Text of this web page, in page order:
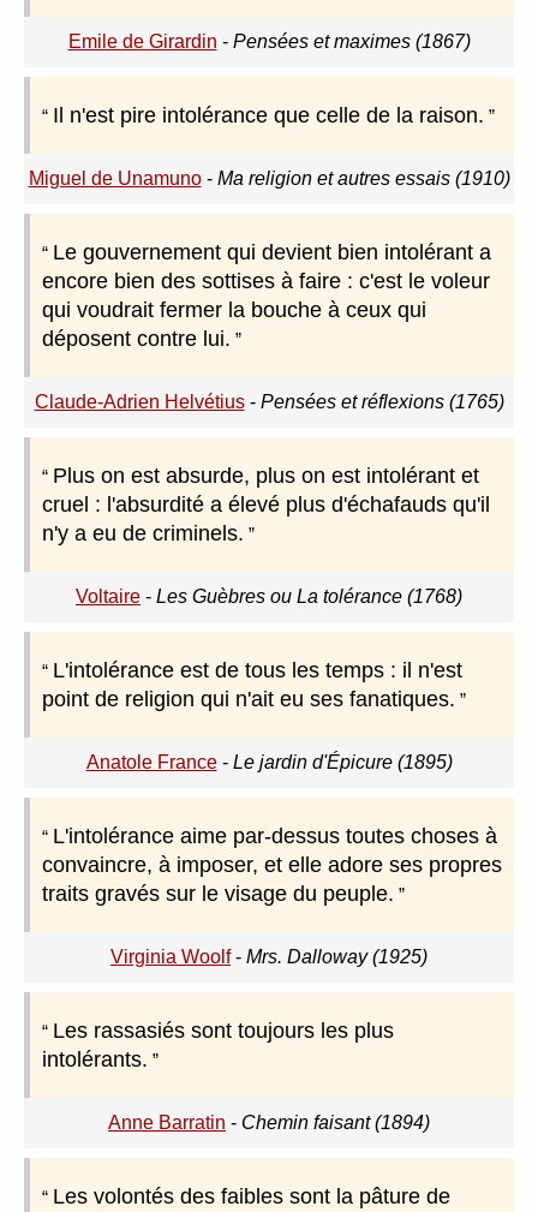
Emile de Girardin - Pensées et maximes (1867)
Il n'est pire intolérance que celle de la raison.
Miguel de Unamuno- Ma religion et autres essais (1910)
Le gouvernement qui devient bien intolérant a
encore bien des sottises à faire : c'est le voleur
qui voudrait fermer la bouche à ceux qui
déposent contre lui.
Claude-Adrien Helvétius- Pensées et réflexions (1765)
Plus on est absurde, plus on est intolérant et
cruel : l'absurdité a élevé plus d'échafauds qu'il
n'y a eu de criminels.
Voltaire - Les Guèbres ou La tolérance (1768)
L'intolérance est de tous les temps : il n'est
point de religion qui n'ait eu ses fanatiques.
Anatole France- Le jardin d'Épicure (1895)
L'intolérance aime par-dessus toutes choses à
convaincre, à imposer, et elle adore ses propres
traits gravés sur le visage du peuple.
Virginia Woolf- Mrs. Dalloway (1925)
Les rassasiés sont toujours les plus
intolérants.
Anne Barratin - Chemin faisant (1894)
Les volontés des faibles sont la pâture de